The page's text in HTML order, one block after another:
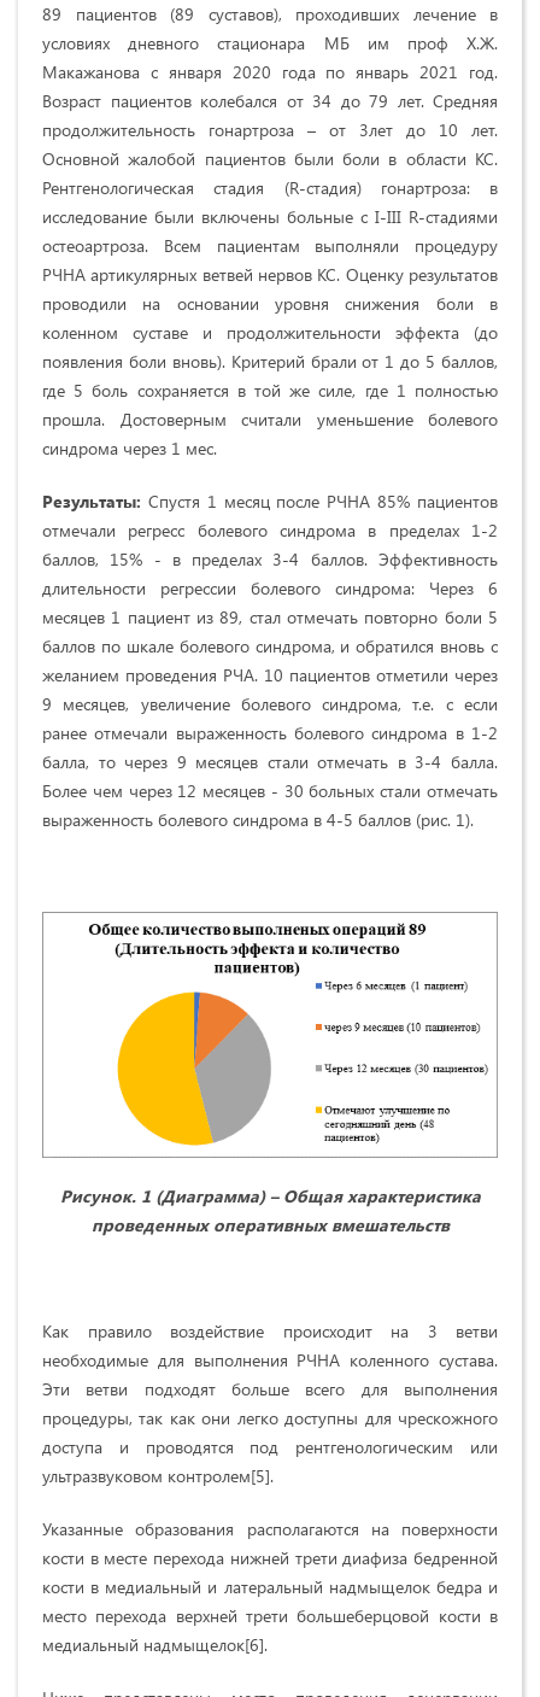
89 пациентов (89 суставов), проходивших лечение в
условиях дневного стационара МБ им проф Х.Ж.
Макажанова с января 2020 года по январь 2021 год.
Возраст пациентов колебался от 34 до 79 лет. Средняя
продолжительность гонартроза – от 3лет до 10 лет.
Основной жалобой пациентов были боли в области КС.
Рентгенологическая стадия (R-стадия) гонартроза: в
исследование были включены больные с I-III R-стадиями
остеоартроза. Всем пациентам выполняли процедуру
РЧНА артикулярных ветвей нервов КС. Оценку результатов
проводили на основании уровня снижения боли в
коленном суставе и продолжительности эффекта (до
появления боли вновь). Критерий брали от 1 до 5 баллов,
где 5 боль сохраняется в той же силе, где 1 полностью
прошла. Достоверным считали уменьшение болевого
синдрома через 1 мес.
Результаты: Спустя 1 месяц после РЧНА 85% пациентов
отмечали регресс болевого синдрома в пределах 1-2
баллов, 15% - в пределах 3-4 баллов. Эффективность
длительности регрессии болевого синдрома: Через 6
месяцев 1 пациент из 89, стал отмечать повторно боли 5
баллов по шкале болевого синдрома, и обратился вновь с
желанием проведения РЧА. 10 пациентов отметили через
9 месяцев, увеличение болевого синдрома, т.е. с если
ранее отмечали выраженность болевого синдрома в 1-2
балла, то через 9 месяцев стали отмечать в 3-4 балла.
Более чем через 12 месяцев - 30 больных стали отмечать
выраженность болевого синдрома в 4-5 баллов (рис. 1).
Рисунок. 1 (Диаграмма) – Общая характеристика
проведенных оперативных вмешательств
Как правило воздействие происходит на 3 ветви
необходимые для выполнения РЧНА коленного сустава.
Эти ветви подходят больше всего для выполнения
процедуры, так как они легко доступны для чрескожного
доступа и проводятся под рентгенологическим или
ультразвуковом контролем[5].
Указанные образования располагаются на поверхности
кости в месте перехода нижней трети диафиза бедренной
кости в медиальный и латеральный надмыщелок бедра и
место перехода верхней трети большеберцовой кости в
медиальный надмыщелок[6].